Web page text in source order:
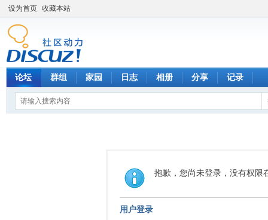
设为首页 收藏本站
论坛 群组 家园 日志 相册 分享 记录
抱歉，您尚未登录，没有权限
用户登录